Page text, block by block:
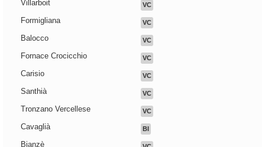
Villarboit VC
Formigliana VC
Balocco VC
Fornace Crocicchio VC
Carisio VC
Santhià VC
Tronzano Vercellese VC
Cavaglià BI
Bianzè